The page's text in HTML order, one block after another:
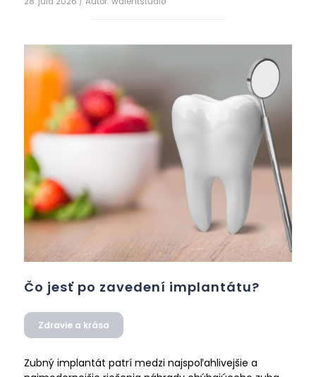
Čo jesť po zavedení implantátu?
Zdravie a krása
Zubný implantát patrí medzi najspoľahlivejšie a